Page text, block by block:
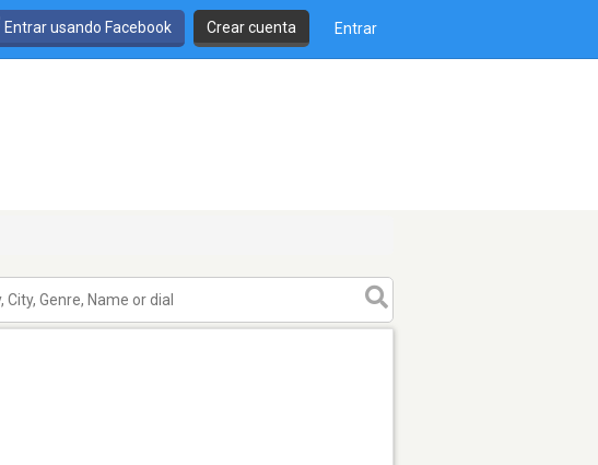
Entrar usando Facebook Crear cuenta Entrar